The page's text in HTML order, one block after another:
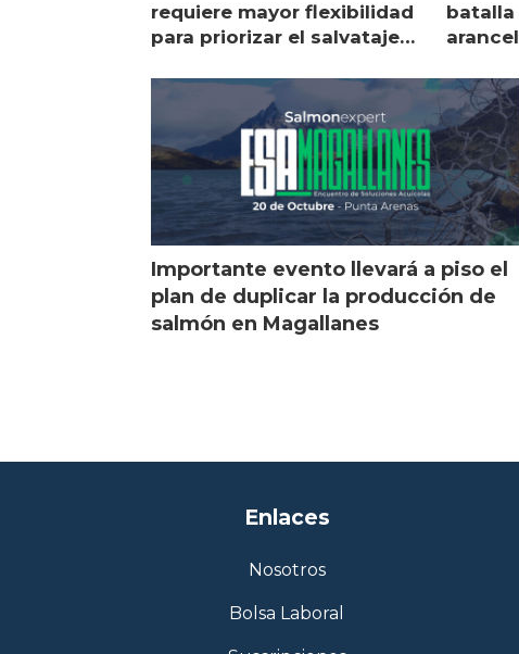
requiere mayor flexibilidad
para priorizar el salvataje
batalla
Importante evento llevará a piso el
plan de duplicar la producción de
salmón en Magallanes
Enlaces
Nosotros
Bolsa Laboral